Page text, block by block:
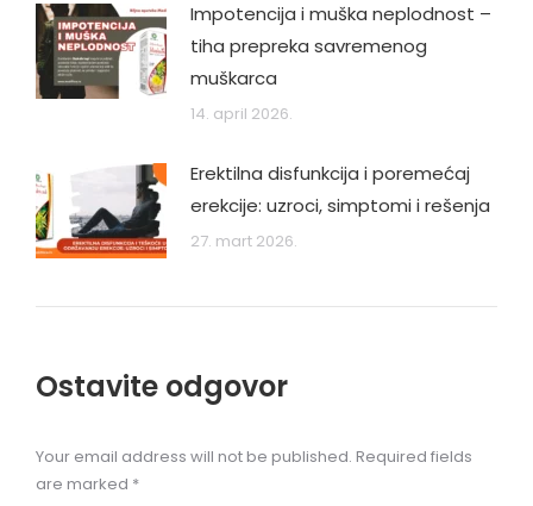
Impotencija i muška neplodnost –
tiha prepreka savremenog
muškarca
14. april 2026.
Erektilna disfunkcija i poremećaj
erekcije: uzroci, simptomi i rešenja
27. mart 2026.
Ostavite odgovor
Your email address will not be published. Required fields
are marked *